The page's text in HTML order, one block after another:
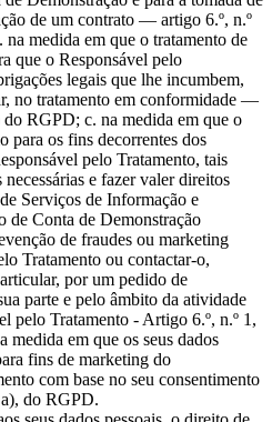
de um contrato — artigo 6.º, n.º
medida em que o tratamento de
que o Responsável pelo
legais que lhe incumbem,
no tratamento em conformidade —
do RGPD; c. na medida em que o
para os fins decorrentes dos
pelo Tratamento, tais
e fazer valer direitos
Serviços de Informação e
de Conta de Demonstração
de fraudes ou marketing
Tratamento ou contactar-o,
por um pedido de
parte e pelo âmbito da atividade
pelo Tratamento - Artigo 6.º, n.º 1,
em que os seus dados
fins de marketing do
com base no seu consentimento
do RGPD.